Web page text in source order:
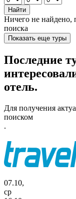
Найти
Ничего не найдено,
поиска
Показать еще туры
Последние
отель.
Для получения
поиском
.
07.10,
ср